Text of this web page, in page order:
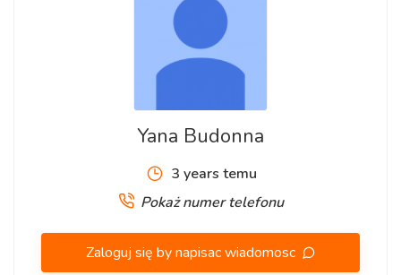
Yana Budonna
3 years temu
Pokaż numer telefonu
Zaloguj się by napisac wiadomosc